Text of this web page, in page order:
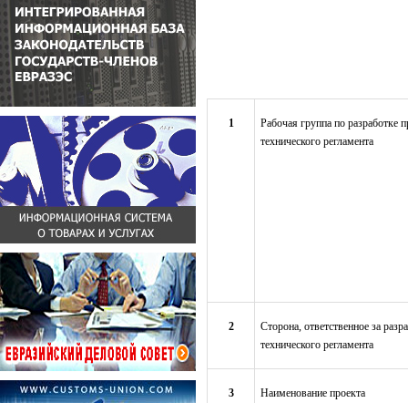
1
Рабочая группа по разработке
технического регламента
2
Сторона, ответственное за
технического регламента
3 Наименование проекта